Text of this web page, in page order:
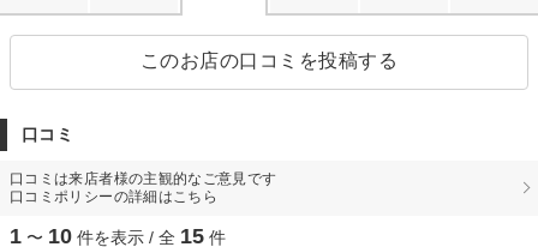
このお店の口コミを投稿する
口コミ
口コミは来店者様の主観的なご意見です
口コミポリシーの詳細はこちら
1 〜 10 件を表示 / 全 15 件